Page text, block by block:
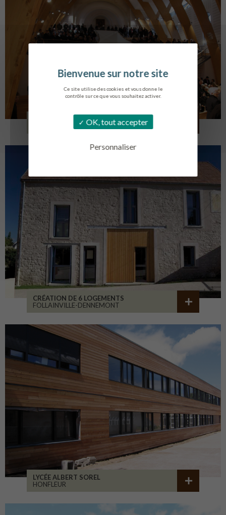
Ce site utilise des cookies et vous donne le
contrôle sur ce que vous souhaitez activer.
OK, tout accepter
Personnaliser
EGLISE SAINT VINCENT
LA TOURLANDRY
CRÉATION DE 6 LOGEMENTS
FOLLAINVILLE-DENNEMONT
LYCÉE ALBERT SOREL
HONFLEUR